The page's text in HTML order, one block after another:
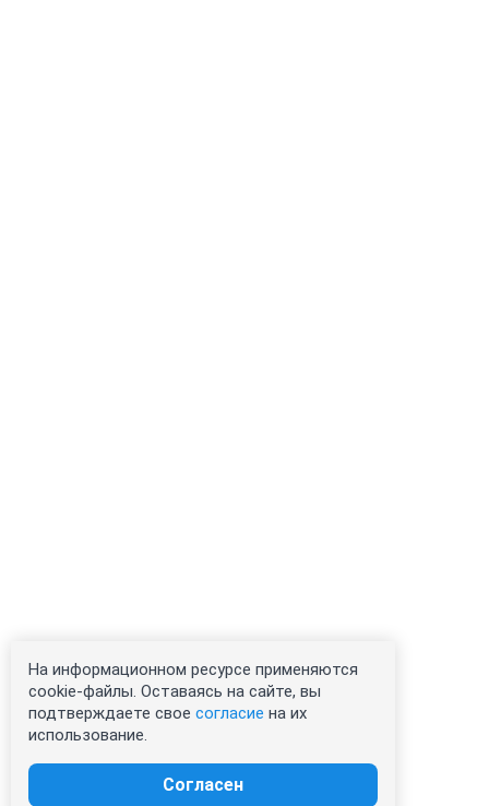
На информационном ресурсе применяются
cookie-файлы. Оставаясь на сайте, вы
подтверждаете свое согласие на их
использование.
Согласен